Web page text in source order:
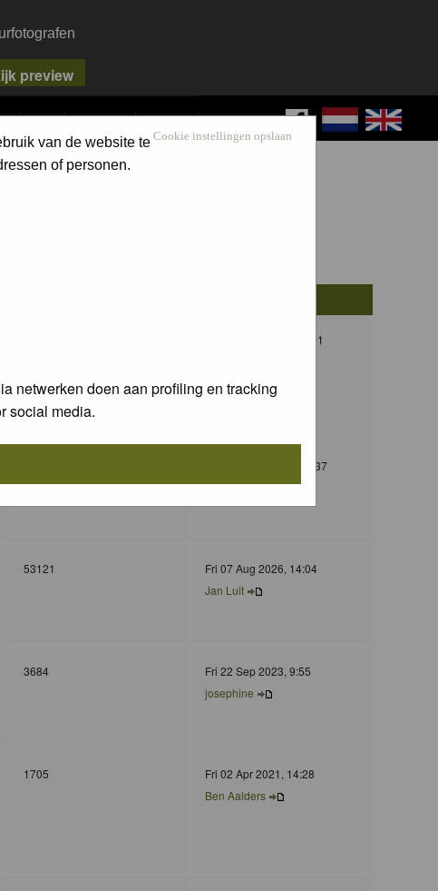
FAQ SEARCH LOG IN
Cookie instellingen opslaan
van de website te
of personen.
netwerken doen aan profiling en tracking
social media.
Thu 08 Dec 2016, 21:51
Wed 05 Nov 2025, 11:37
Jurgen Maassen
53121
Fri 07 Aug 2026, 14:04
Jan Luit
3684
Fri 22 Sep 2023, 9:55
josephine
1705
Fri 02 Apr 2021, 14:28
Ben Aalders